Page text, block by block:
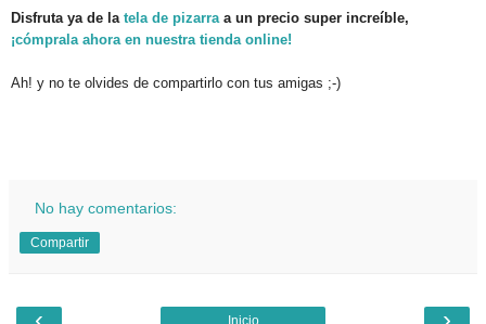
Disfruta ya de la tela de pizarraa un precio super increíble,
¡cómprala ahora en nuestra tienda online!
Ah! y no te olvides de compartirlo con tus amigas ;-)
No hay comentarios:
Compartir
Inicio